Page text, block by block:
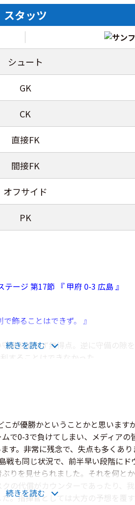
スタッツ
シュート
GK
CK
直接FK
間接FK
オフサイド
PK
ージ 第17節 『 甲府 0-3 広島 』
飾ることはできず。 』
備を崩せず無得点。逆に守備の隙
え撃つ。
先制するも、その後は仙台の攻撃
ーノ選手を置くも前線で孤立。カ
てみれば1-2の逆転負け。順位も
節は大事を取ってメンバー外。一
続きを読む
が優勝かということかと思います
で0-3で負けてしまい、メディア
す。非常に残念で、失点も多くあ
も同じ状況で、前半早い段階に
りを見せられました。それを何と
。指揮官としては大方の予想を覆
続きを読む